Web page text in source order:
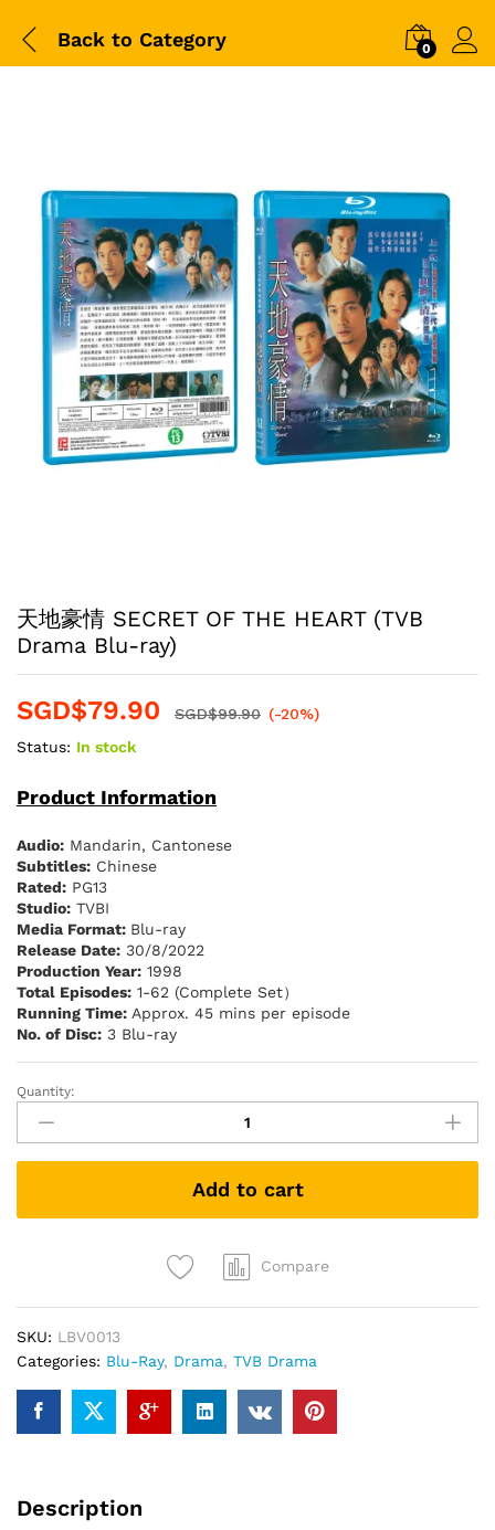
Back to Category 0
天地豪情 SECRET OF THE HEART (TVB
Drama Blu-ray)
SGD$79.90 SGD$99.90 (-20%)
Status: In stock
Product Information
Audio: Mandarin, Cantonese
Subtitles: Chinese
Rated: PG13
Studio: TVBI
Media Format: Blu-ray
Release Date: 30/8/2022
Production Year: 1998
Total Episodes: 1-62 (Complete Set）
Running Time: Approx. 45 mins per episode
No. of Disc: 3 Blu-ray
天
豪
情
OF
Blu-
ray)
quantity
Quantity:
Add to cart
Compare
SKU: LBV0013
Categories: Blu-Ray, Drama, TVB Drama
Description